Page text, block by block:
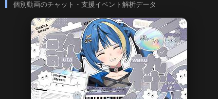
個別動画のチャット・支援イベント解析データ